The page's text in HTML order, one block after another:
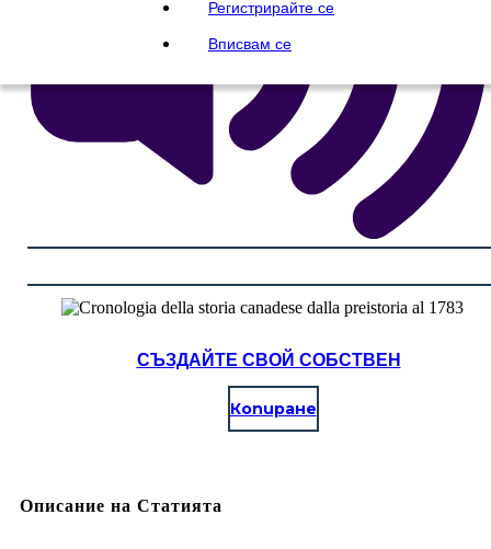
Регистрирайте се
Вписвам се
СЪЗДАЙТЕ СВОЙ СОБСТВЕН
Копиране
Описание на Статията